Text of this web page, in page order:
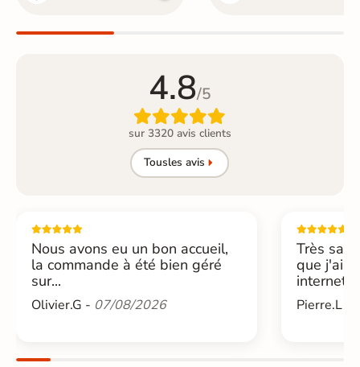
4.8/5

sur 3320 avis clients
Tousles avis
Nous avons eu un bon accueil,
la commande à été bien géré
sur...
Olivier.G - 07/08/2026
Très
que j'ai
internet....
Pierre.L -